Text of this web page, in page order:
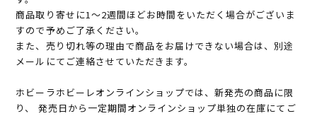
商品取り寄せに1～2週間ほどお時間をいただく場合がございま
すので予めご了承ください。
また、売り切れ等の理由で商品をお届けできない場合は、別途
メールにてご連絡させていただきます。
ホビーラホビーレオンラインショップでは、新発売の商品に限
り、 発売日から一定期間オンラインショップ単独の在庫にてご